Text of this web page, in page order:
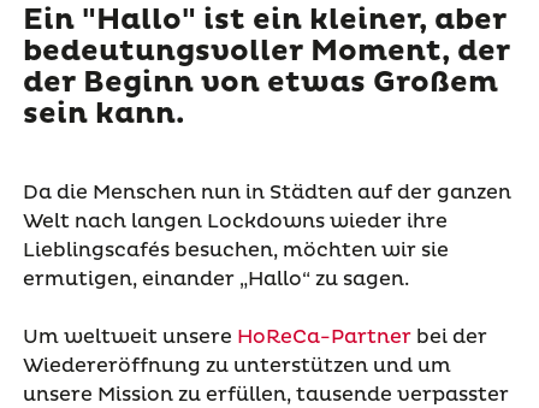
Ein "Hallo" ist ein kleiner, aber
bedeutungsvoller Moment, der
der Beginn von etwas Großem
sein kann.
Da die Menschen nun in Städten auf der ganzen
Welt nach langen Lockdowns wieder ihre
Lieblingscafés besuchen, möchten wir sie
ermutigen, einander „Hallo“ zu sagen.
Um weltweit unsere HoReCa-Partnerbei der
Wiedereröffnung zu unterstützen und um
unsere Mission zu erfüllen, tausende verpasster